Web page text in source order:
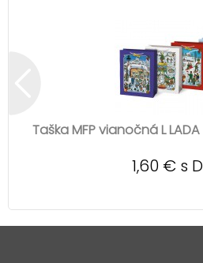
Taška MFP vianočná L
1,60 € s